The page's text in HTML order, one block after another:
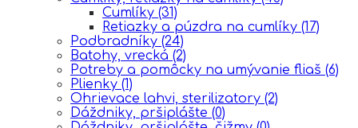
Cumlíky (31)
Retiazky a púzdra na cumlíky (17)
Podbradníky (24)
Batohy, vrecká (2)
Potreby a pomôcky na umývanie fliaš (6)
Plienky (1)
Ohrievace lahvi, sterilizatory (2)
Dáždniky, pršiplášte (0)